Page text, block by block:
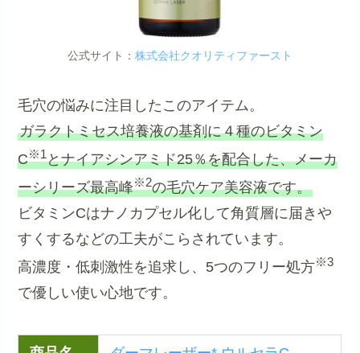
公式サイト： 株式会社クオリティファースト
毛穴の悩みに注目したこのアイテム。
ガラクトミセス培養液の基剤に４種のビタミン
C※1とナイアシンアミド25％を配合した、メーカ
ーシリーズ最高峰※2の毛穴ケア美容液です。
ビタミンCはナノカプセル化して角質層に届きや
すくするなどの工夫がこらされています。
高濃度・低刺激性を追求し、5つのフリー処方※3
で優しい使い心地です。